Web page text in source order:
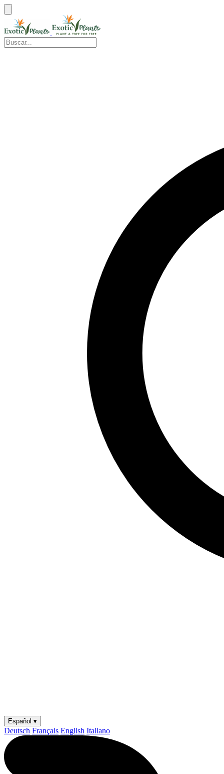
Español ▾
Deutsch Français English Italiano